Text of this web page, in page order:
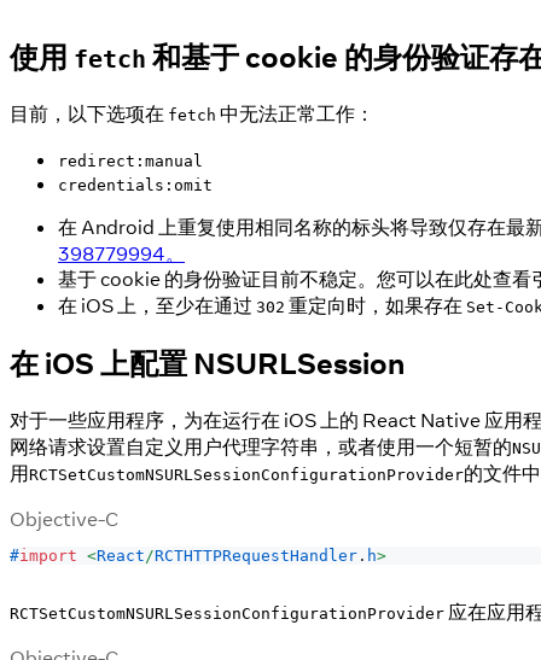
使用 fetch 和基于 cookie 的身份验证存
目前，以下选项在 fetch 中无法正常工作：
redirect:manual
credentials:omit
在 Android 上重复使用相同名称的标头将导致仅存在最
398779994。
基于 cookie 的身份验证目前不稳定。您可以在此处查看
在 iOS 上，至少在通过 302 重定向时，如果存在 Set-
在 iOS 上配置 NSURLSession
对于一些应用程序，为在运行在 iOS 上的 React Native 应用
网络请求设置自定义用户代理字符串，或者使用一个短暂的
用RCTSetCustomNSURLSessionConfigurationProvider的文件
Objective-C
#import <React/RCTHTTPRequestHandler . h>
RCTSetCustomNSURLSessionConfigurationProvider 应在应用